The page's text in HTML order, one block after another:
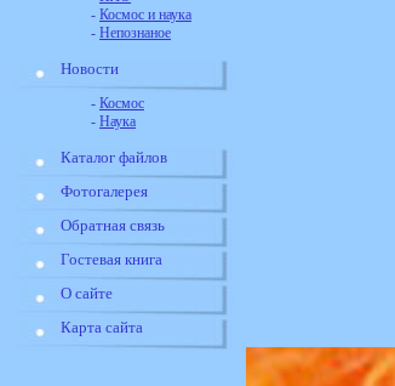
- Космос и наука
- Непознаное
Новости
- Космос
- Наука
Каталог файлов
Фотогалерея
Обратная связь
Гостевая книга
О сайте
Карта сайта